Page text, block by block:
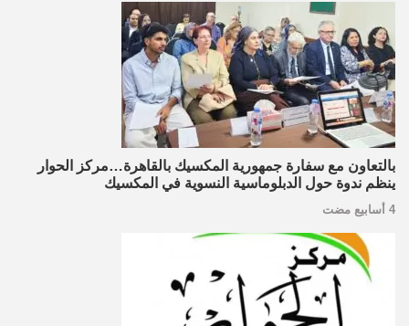
بالتعاون مع سفارة جمهورية المكسيك بالقاهرة…مركز الحوار
ينظم ندوة حول الدبلوماسية النسوية في المكسيك
4 أسابيع مضت